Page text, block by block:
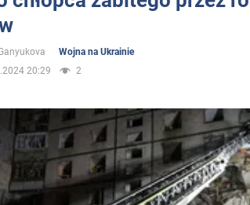
Ukrainie
Wojna na Ukrainie
20:29
2